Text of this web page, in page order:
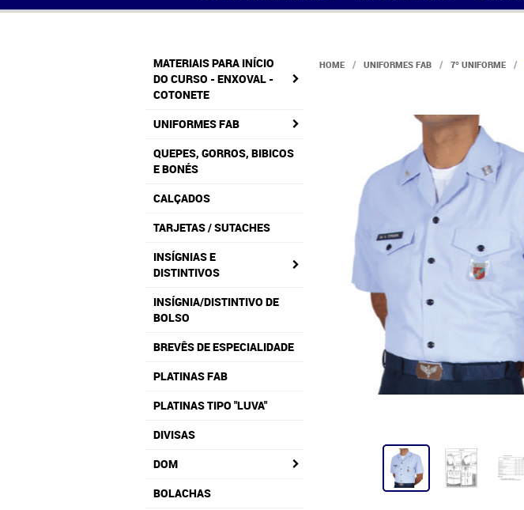
MATERIAIS PARA INÍCIO
DO CURSO - ENXOVAL -
COTONETE
UNIFORMES FAB
QUEPES, GORROS, BIBICOS
E BONÉS
CALÇADOS
TARJETAS / SUTACHES
INSÍGNIAS E
DISTINTIVOS
INSÍGNIA/DISTINTIVO DE
BOLSO
BREVÊS DE ESPECIALIDADE
PLATINAS FAB
PLATINAS TIPO "LUVA"
DIVISAS
DOM
BOLACHAS
HOME UNIFORMES FAB 7º UNIFORME